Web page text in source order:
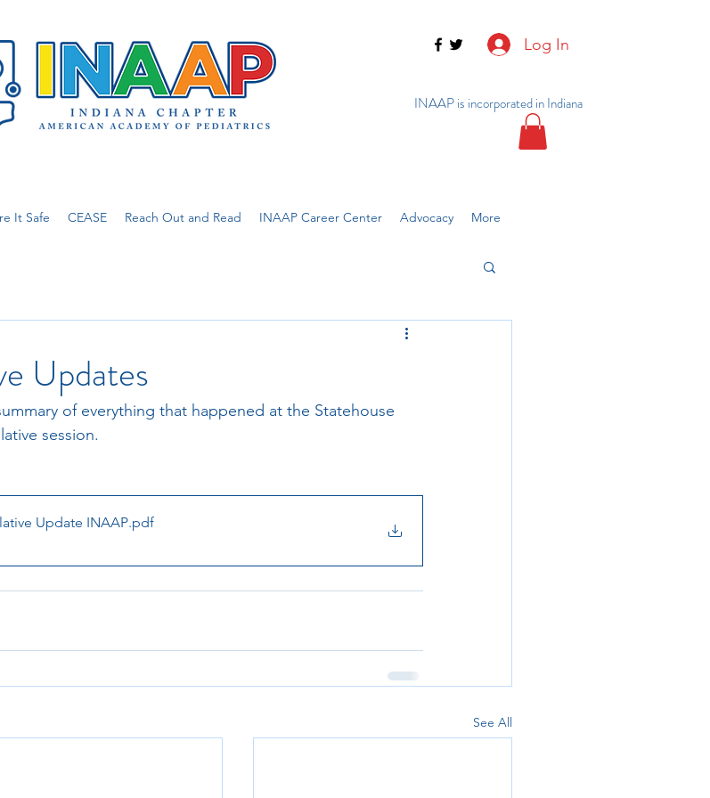
Log In
INAAP is incorporated in Indiana
It Safe CEASE Reach Out and Read INAAP Career Center Advocacy More
Updates
of everything that happened at the Statehouse
session.
Update INAAP.pdf
See All